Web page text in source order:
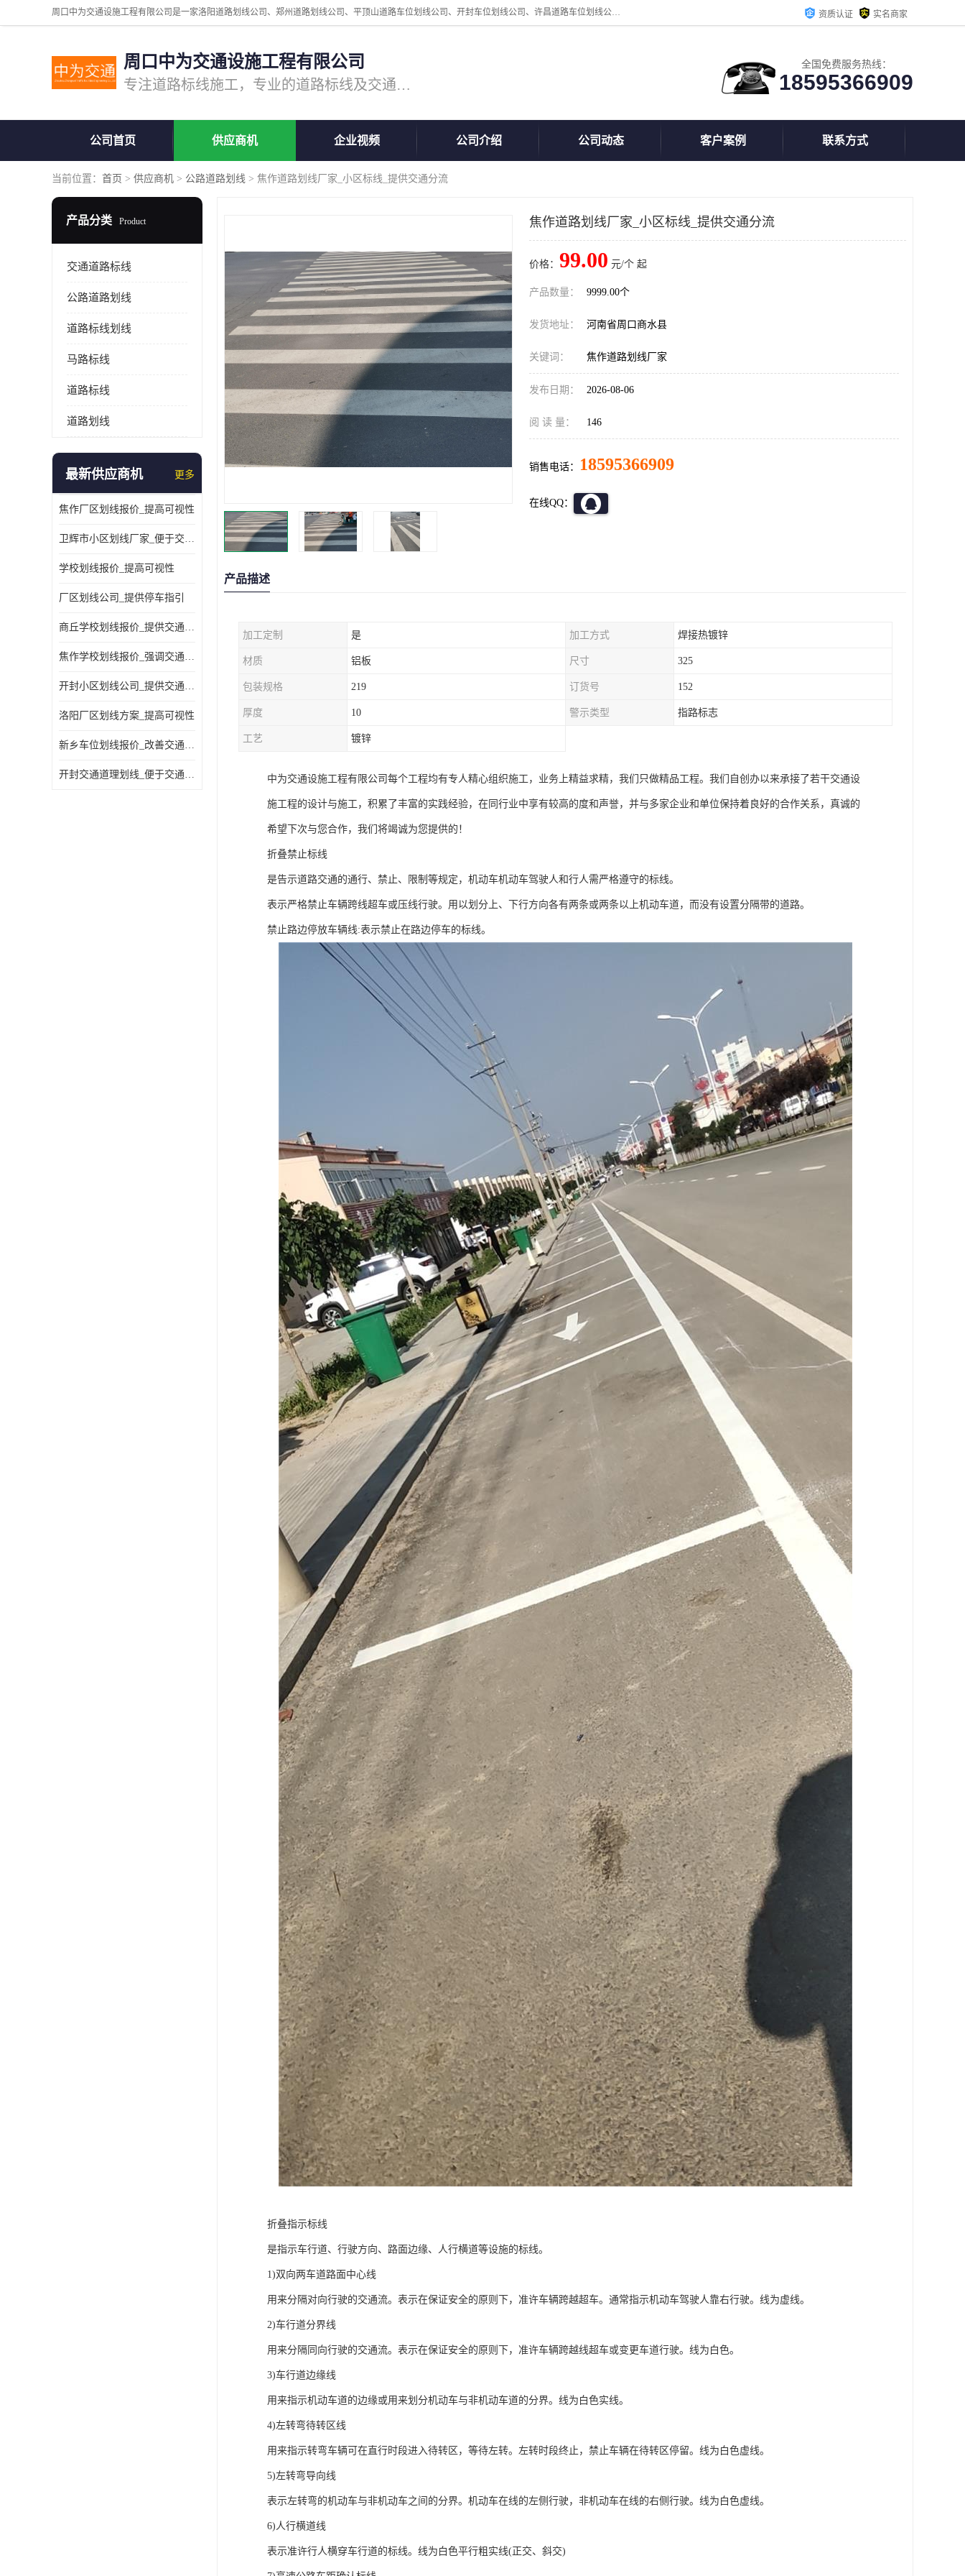
周口中为交通设施工程有限公司是一家洛阳道路划线公司、郑州道路划线公司、平顶山道路车位划线公司、开封车位划线公司、许昌道路车位划线公司、漯河道路车位划线公司，公司始终坚持“诚信、匠心、专注”的宗旨；我们的经营理念是：的服务。 资质认证 实名商家
周口中为交通设施工程有限公司
专注道路标线施工，专业的道路标线及交通设施施工服务商!
全国免费服务热线：
18595366909
公司首页 供应商机 企业视频 公司介绍 公司动态 客户案例 联系方式
当前位置： 首页 > 供应商机 > 公路道路划线 > 焦作道路划线厂家_小区标线_提供交通分流
产品分类 Product
交通道路标线
公路道路划线
道路标线划线
马路标线
道路标线
道路划线
最新供应商机 更多
焦作厂区划线报价_提高可视性
卫辉市小区划线厂家_便于交通管理
学校划线报价_提高可视性
厂区划线公司_提供停车指引
商丘学校划线报价_提供交通信息
焦作学校划线报价_强调交通规则
开封小区划线公司_提供交通信息
洛阳厂区划线方案_提高可视性
新乡车位划线报价_改善交通效率
开封交通道理划线_便于交通管理
焦作道路划线厂家_小区标线_提供交通分流
价格： 99.00 元/个 起
产品数量： 9999.00个
发货地址： 河南省周口商水县
关键词： 焦作道路划线厂家
发布日期： 2026-08-06
阅 读 量： 146
销售电话： 18595366909
在线QQ：
产品描述
加工定制 是 加工方式 焊接热镀锌
材质 铝板 尺寸 325
包装规格 219 订货号 152
厚度 10 警示类型 指路标志
工艺 镀锌
中为交通设施工程有限公司每个工程均有专人精心组织施工，业务上精益求精，我们只做精品工程。我们自创办以来承接了若干交通设
施工程的设计与施工，积累了丰富的实践经验，在同行业中享有较高的度和声誉，并与多家企业和单位保持着良好的合作关系，真诚的
希望下次与您合作，我们将竭诚为您提供的！
折叠禁止标线
是告示道路交通的通行、禁止、限制等规定，机动车机动车驾驶人和行人需严格遵守的标线。
表示严格禁止车辆跨线超车或压线行驶。用以划分上、下行方向各有两条或两条以上机动车道，而没有设置分隔带的道路。
禁止路边停放车辆线:表示禁止在路边停车的标线。
折叠指示标线
是指示车行道、行驶方向、路面边缘、人行横道等设施的标线。
1)双向两车道路面中心线
用来分隔对向行驶的交通流。表示在保证安全的原则下，准许车辆跨越超车。通常指示机动车驾驶人靠右行驶。线为虚线。
2)车行道分界线
用来分隔同向行驶的交通流。表示在保证安全的原则下，准许车辆跨越线超车或变更车道行驶。线为白色。
3)车行道边缘线
用来指示机动车道的边缘或用来划分机动车与非机动车道的分界。线为白色实线。
4)左转弯待转区线
用来指示转弯车辆可在直行时段进入待转区，等待左转。左转时段终止，禁止车辆在待转区停留。线为白色虚线。
5)左转弯导向线
表示左转弯的机动车与非机动车之间的分界。机动车在线的左侧行驶，非机动车在线的右侧行驶。线为白色虚线。
6)人行横道线
表示准许行人横穿车行道的标线。线为白色平行粗实线(正交、斜交)